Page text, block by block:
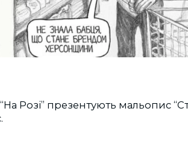
Розі” презентують мальопис